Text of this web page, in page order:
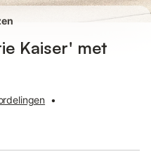
Kaiser' met
•